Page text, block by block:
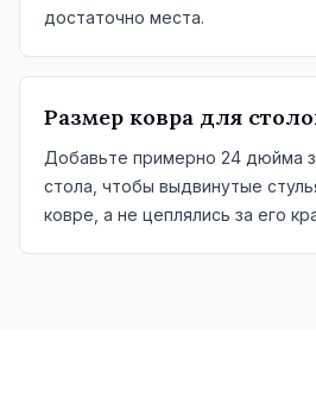
достаточно места.
Размер ковра для
Добавьте примерно 24 дюйма
стола, чтобы выдвинутые
ковре, а не цеплялись за его